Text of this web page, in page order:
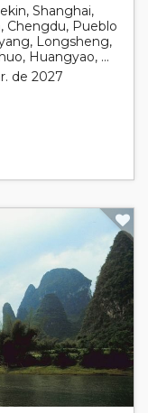
Shanghai,
Chengdu, Pueblo
Longsheng,
Huangyao, ...
de 2027